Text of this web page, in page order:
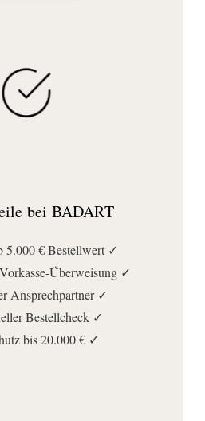
bei BADART
5.000 € Bestellwert ✓
Überweisung ✓
Ansprechpartner ✓
Bestellcheck ✓
bis 20.000 € ✓